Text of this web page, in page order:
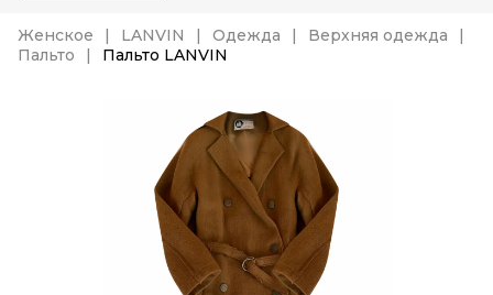
Женское LANVIN Одежда
Верхняя одежда
Пальто
Пальто LANVIN